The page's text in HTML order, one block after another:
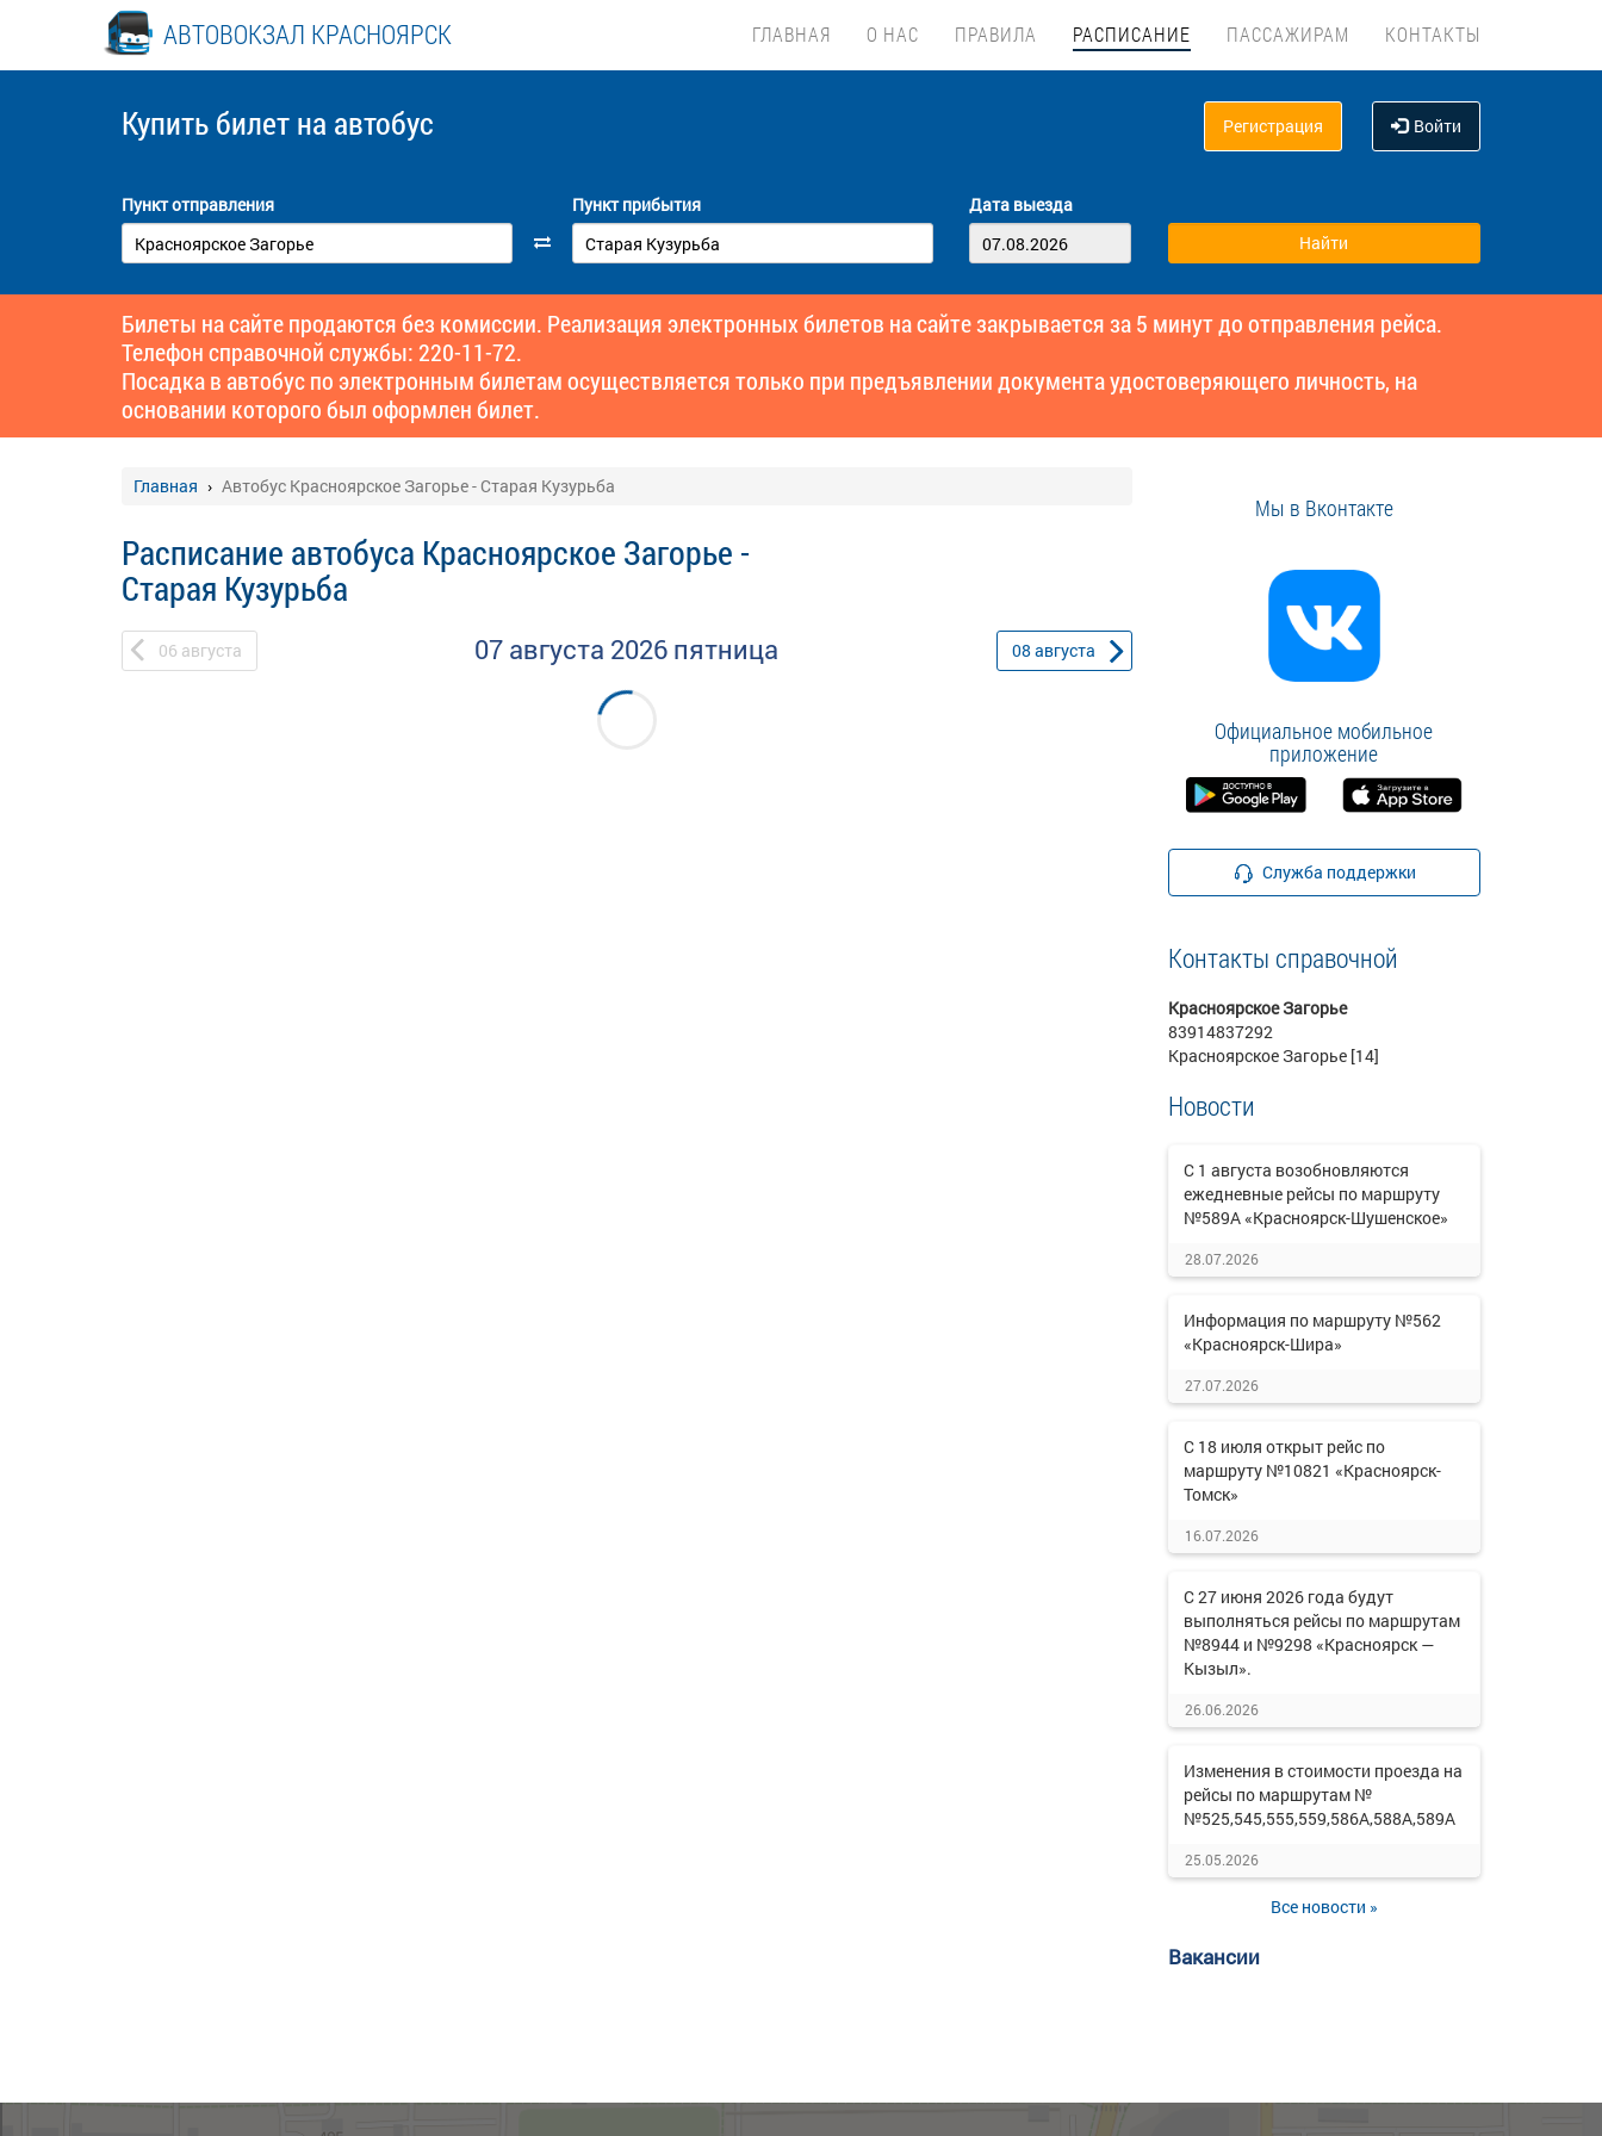
АВТОВОКЗАЛ КРАСНОЯРСК ГЛАВНАЯ О НАС ПРАВИЛА РАСПИСАНИЕ ПАССАЖИРАМ КОНТАКТЫ
Купить билет на автобус Регистрация Войти
Пункт отправления Пункт прибытия Дата выезда
Билеты на сайте продаются без комиссии. Реализация электронных билетов на сайте закрывается за 5 минут до отправления рейса.
Телефон справочной службы: 220-11-72.
Посадка в автобус по электронным билетам осуществляется только при предъявлении документа удостоверяющего личность, на
основании которого был оформлен билет.
Главная Автобус Красноярское Загорье - Старая Кузурьба
Расписание автобуса Красноярское Загорье -
Старая Кузурьба
06 августа 07 августа 2026 пятница 08 августа
Мы в Вконтакте
Официальное мобильное
приложение
Служба поддержки
Контакты справочной
Красноярское Загорье
83914837292
Красноярское Загорье [14]
Новости
С 1 августа возобновляются
ежедневные рейсы по маршруту
№589А «Красноярск-Шушенское»
28.07.2026
Информация по маршруту №562
«Красноярск-Шира»
27.07.2026
С 18 июля открыт рейс по
маршруту №10821 «Красноярск-
Томск»
16.07.2026
С 27 июня 2026 года будут
выполняться рейсы по маршрутам
№8944 и №9298 «Красноярск —
Кызыл».
26.06.2026
Изменения в стоимости проезда на
рейсы по маршрутам №
№525,545,555,559,586А,588А,589А
25.05.2026
Все новости »
Вакансии